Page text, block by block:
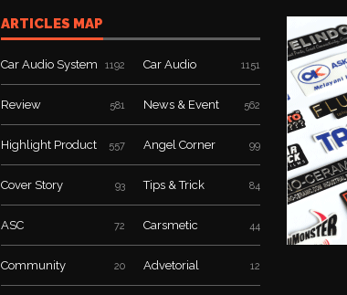
ARTICLES MAP
Car Audio System 1192 Car Audio 1151
Review 581 News & Event 562
Highlight Product 557 Angel Corner 99
Cover Story 93 Tips & Trick 84
ASC 72 Carsmetic 44
Community 20 Advetorial 12